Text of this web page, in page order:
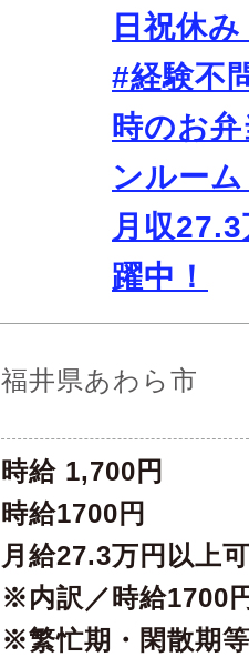
日祝休
#経験不
時のお
ンルー
月収
躍中！
福井県あわら市
時給 1,700円
時給1700円
月給27.3万円以上可
※内訳／時給1700
※繁忙期・閑散期